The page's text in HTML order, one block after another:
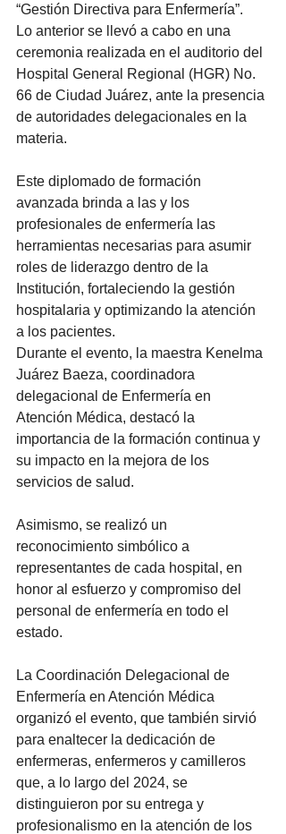
“Gestión Directiva para Enfermería”.
Lo anterior se llevó a cabo en una
ceremonia realizada en el auditorio del
Hospital General Regional (HGR) No.
66 de Ciudad Juárez, ante la presencia
de autoridades delegacionales en la
materia.
Este diplomado de formación
avanzada brinda a las y los
profesionales de enfermería las
herramientas necesarias para asumir
roles de liderazgo dentro de la
Institución, fortaleciendo la gestión
hospitalaria y optimizando la atención
a los pacientes.
Durante el evento, la maestra Kenelma
Juárez Baeza, coordinadora
delegacional de Enfermería en
Atención Médica, destacó la
importancia de la formación continua y
su impacto en la mejora de los
servicios de salud.
Asimismo, se realizó un
reconocimiento simbólico a
representantes de cada hospital, en
honor al esfuerzo y compromiso del
personal de enfermería en todo el
estado.
La Coordinación Delegacional de
Enfermería en Atención Médica
organizó el evento, que también sirvió
para enaltecer la dedicación de
enfermeras, enfermeros y camilleros
que, a lo largo del 2024, se
distinguieron por su entrega y
profesionalismo en la atención de los